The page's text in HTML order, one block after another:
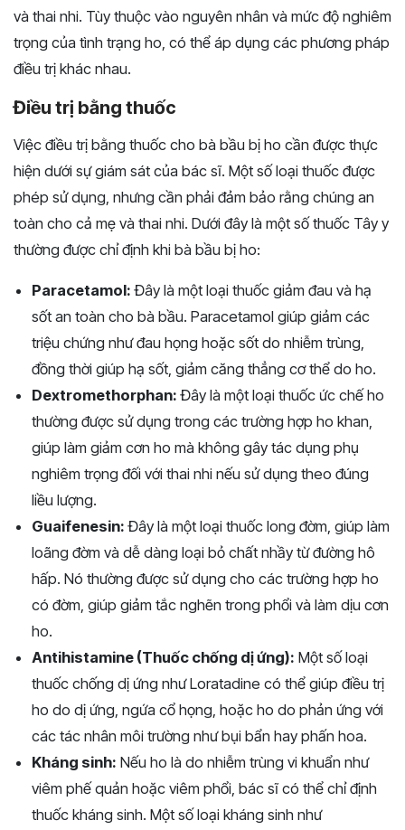
và thai nhi. Tùy thuộc vào nguyên nhân và mức độ nghiêm
trọng của tình trạng ho, có thể áp dụng các phương pháp
điều trị khác nhau.
Điều trị bằng thuốc
Việc điều trị bằng thuốc cho bà bầu bị ho cần được thực
hiện dưới sự giám sát của bác sĩ. Một số loại thuốc được
phép sử dụng, nhưng cần phải đảm bảo rằng chúng an
toàn cho cả mẹ và thai nhi. Dưới đây là một số thuốc Tây y
thường được chỉ định khi bà bầu bị ho:
Paracetamol: Đây là một loại thuốc giảm đau và hạ
sốt an toàn cho bà bầu. Paracetamol giúp giảm các
triệu chứng như đau họng hoặc sốt do nhiễm trùng,
đồng thời giúp hạ sốt, giảm căng thẳng cơ thể do ho.
Dextromethorphan: Đây là một loại thuốc ức chế ho
thường được sử dụng trong các trường hợp ho khan,
giúp làm giảm cơn ho mà không gây tác dụng phụ
nghiêm trọng đối với thai nhi nếu sử dụng theo đúng
liều lượng.
Guaifenesin: Đây là một loại thuốc long đờm, giúp làm
loãng đờm và dễ dàng loại bỏ chất nhầy từ đường hô
hấp. Nó thường được sử dụng cho các trường hợp ho
có đờm, giúp giảm tắc nghẽn trong phổi và làm dịu cơn
ho.
Antihistamine (Thuốc chống dị ứng): Một số loại
thuốc chống dị ứng như Loratadine có thể giúp điều trị
ho do dị ứng, ngứa cổ họng, hoặc ho do phản ứng với
các tác nhân môi trường như bụi bẩn hay phấn hoa.
Kháng sinh: Nếu ho là do nhiễm trùng vi khuẩn như
viêm phế quản hoặc viêm phổi, bác sĩ có thể chỉ định
thuốc kháng sinh. Một số loại kháng sinh như